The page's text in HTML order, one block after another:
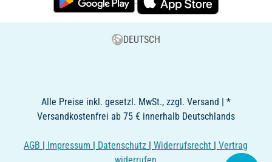
DEUTSCH
Alle Preise inkl. gesetzl. MwSt., zzgl. Versand | *
Versandkostenfrei ab 75 € innerhalb Deutschlands
AGB | Impressum | Datenschutz |Widerrufsrecht |Vertrag
widerrufen